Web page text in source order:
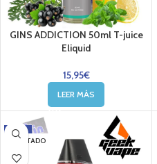
GINS ADDICTION 50ml T-juice
Eliquid
15,95€
LEER MÁS
-14%
AGOTADO